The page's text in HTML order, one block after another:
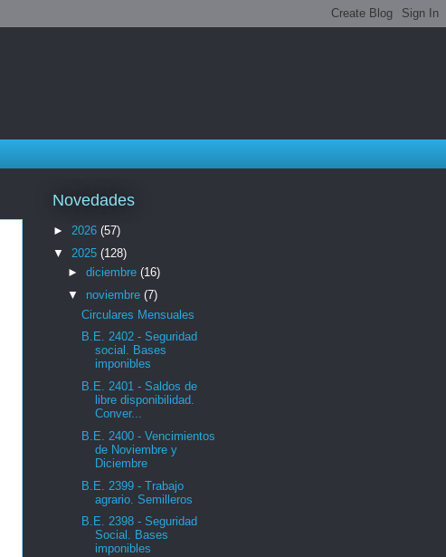
Novedades
► 2026 (57)
▼ 2025 (128)
► diciembre (16)
▼ noviembre (7)
Circulares Mensuales
B.E. 2402 - Seguridad
social. Bases
imponibles
B.E. 2401 - Saldos de
libre disponibilidad.
Conver...
B.E. 2400 - Vencimientos
de Noviembre y
Diciembre
B.E. 2399 - Trabajo
agrario. Semilleros
B.E. 2398 - Seguridad
Social. Bases
imponibles